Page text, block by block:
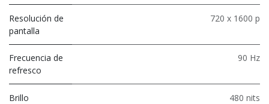
Resolución de
pantalla
720 x 1600 p
Frecuencia de
refresco
90 Hz
Brillo 480 nits